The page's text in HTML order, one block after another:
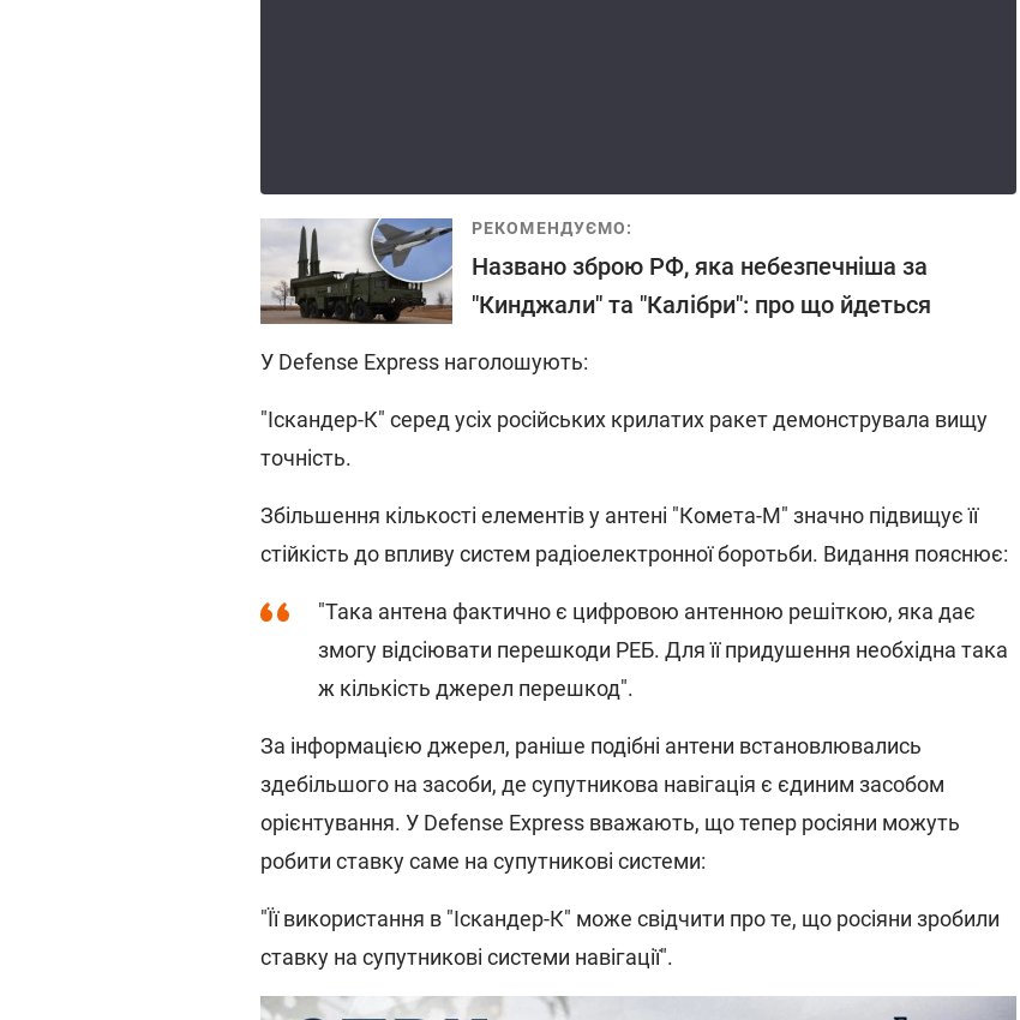
РЕКОМЕНДУЄМО:
Названо зброю РФ, яка небезпечніша за
"Кинджали" та "Калібри": про що йдеться
У Defense Express наголошують:
"Іскандер-К" серед усіх російських крилатих ракет демонструвала вищу
точність.
Збільшення кількості елементів у антені "Комета-М" значно підвищує її
стійкість до впливу систем радіоелектронної боротьби. Видання пояснює:
"Така антена фактично є цифровою антенною решіткою, яка дає
змогу відсіювати перешкоди РЕБ. Для її придушення необхідна така
ж кількість джерел перешкод".
За інформацією джерел, раніше подібні антени встановлювались
здебільшого на засоби, де супутникова навігація є єдиним засобом
орієнтування. У Defense Express вважають, що тепер росіяни можуть
робити ставку саме на супутникові системи:
"Її використання в "Іскандер-К" може свідчити про те, що росіяни зробили
ставку на супутникові системи навігації".